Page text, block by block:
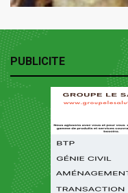
PUBLICITE